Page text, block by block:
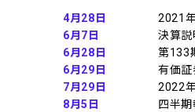
4月28日
2021
6月7日
決算説
6月28日
第133
6月29日
有価証
7月29日
2022
8月5日
四半